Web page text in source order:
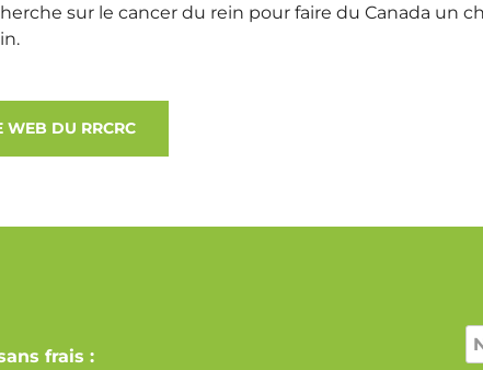
sur le cancer du rein pour faire du Canada un
WEB DU RRCRC
frais :